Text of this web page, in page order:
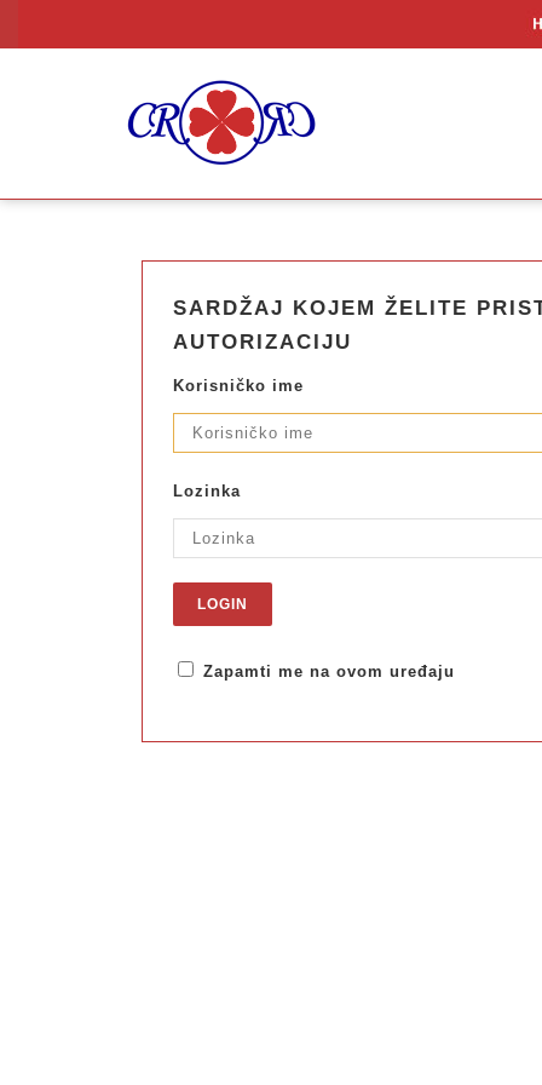
SARDŽAJ KOJEM ŽELITE
AUTORIZACIJU
Korisničko ime
Lozinka
Zapamti me na ovom uređaju